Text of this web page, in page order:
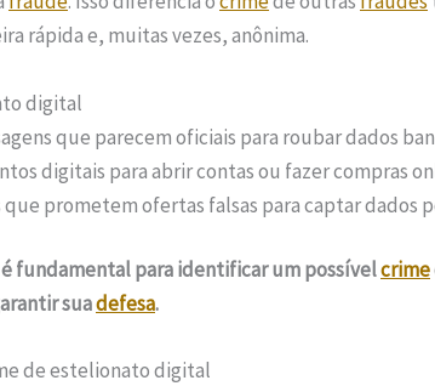
rápida e, muitas vezes, anônima.
digital
que parecem oficiais para roubar dados
digitais para abrir contas ou fazer compras
que prometem ofertas falsas para captar dados
fundamental para identificar um possívelcrime
suadefesa.
de estelionato digital